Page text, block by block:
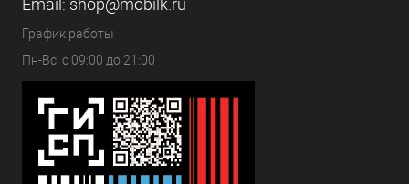
Email: shop@mobilk.ru
График работы
Пн-Вс: с 09:00 до 21:00